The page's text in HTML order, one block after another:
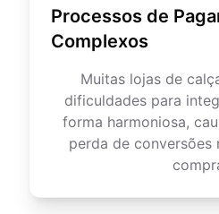
Processos de
Complexos
Muitas lojas de
dificuldades para
forma harmoniosa,
perda de conversões